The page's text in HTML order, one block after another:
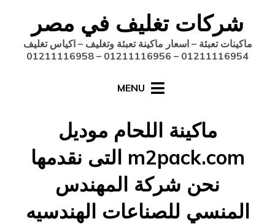
content
شركات تغليف في مصر
ماكينات تعبئة – اسعار ماكينة تعبئة وتغليف – اكياس تغليف
01211116954 – 01211116956 – 01211116958
MENU
ماكينة اللحام موديل
m2pack.com التى نقدمها
نحن شركة المهندس
المنسي للصناعات الهندسيه